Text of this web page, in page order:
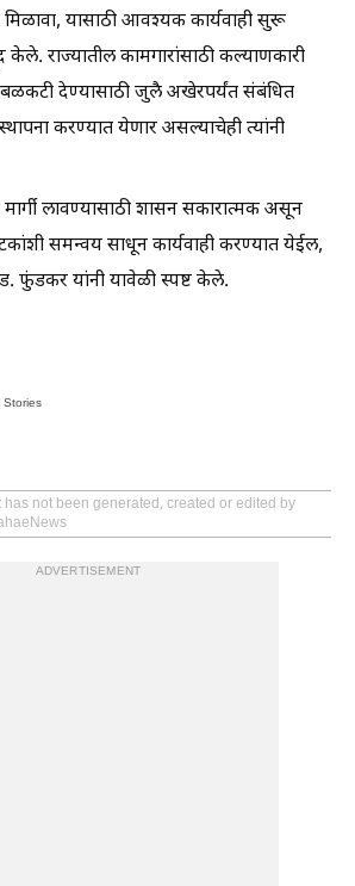
यासाठी आवश्यक कार्यवाही सुरू
राज्यातील कामगारांसाठी कल्याणकारी
देण्यासाठी जुलै अखेरपर्यंत संबंधित
करण्यात येणार असल्याचेही त्यांनी
मार्गी लावण्यासाठी शासन सकारात्मक असून
समन्वय साधून कार्यवाही करण्यात येईल,
फुंडकर यांनी यावेळी स्पष्ट केले.
Stories
has not been generated, created or edited by
ADVERTISEMENT